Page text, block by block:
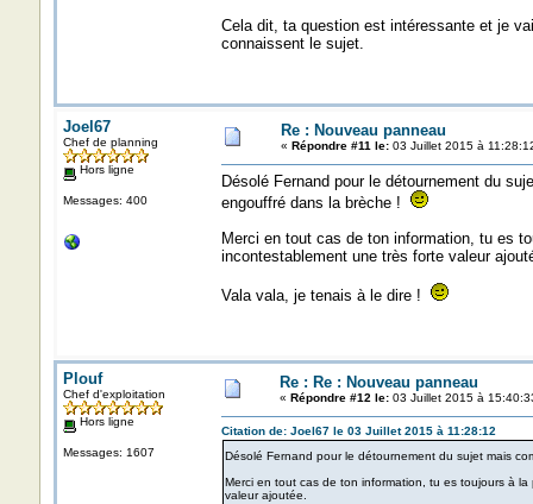
Cela dit, ta question est intéressante et je
connaissent le sujet.
Joel67
Chef de planning
Hors ligne
Messages: 400
Re : Nouveau panneau
« Répondre #11 le:03 Juillet 2015 à
Désolé Fernand pour le détournement du
engouffré dans la brèche !
Merci en tout cas de ton information, tu es
incontestablement une très forte valeur
Vala vala, je tenais à le dire !
Plouf
Chef d'exploitation
Hors ligne
Messages: 1607
Re : Re : Nouveau panneau
« Répondre #12 le:03 Juillet 2015 à
Citation de: Joel67 le 03 Juillet 2015 à 11:28:12
Désolé Fernand pour le détournement du sujet mais
Merci en tout cas de ton information, tu es toujours à
valeur ajoutée.